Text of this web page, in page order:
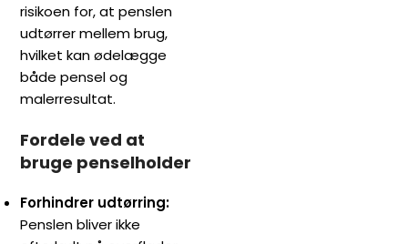
risikoen for, at penslen
udtørrer mellem brug,
hvilket kan ødelægge
både pensel og
malerresultat.
Fordele ved at
bruge penselholder
Forhindrer udtørring:
Penslen bliver ikke